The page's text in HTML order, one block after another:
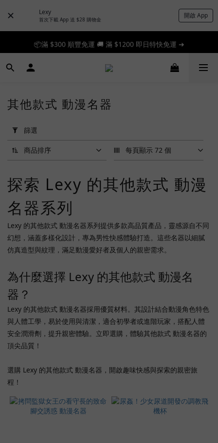
Lexy
首次下載 App 送 $28 購物金 開啟 App
📦滿 $300 順豐免運 🚚 滿 $1200 即日特快免運 ➔
📦滿 $300 順豐免運 🚚 滿 $1200 即日特快免運 ➔
🎉 新人首單享 88 折，快來領券加入！➔
用
篩
選
(0/20)
品
牌
A
One
(1)
Love
(1)
價格
(HK$)
~
商
顏
色
其他款式 動漫名器
篩選
商品排序 每頁顯示 72 個
探索 Lexy 的其他款式 動漫
名器系列
Lexy 的其他款式 動漫名器系列提供多款高品質產品，靈感源自不同
幻想，涵蓋多樣化設計，專為男性快感體驗打造。這些名器以細膩
仿真造型與紋理，滿足動漫愛好者及個人的親密需求。
為什麼選擇 Lexy 的其他款式 動漫名
器？
Lexy 的其他款式 動漫名器採用優質材料。其設計結合動漫角色特色
與人體工學，易於使用與清潔，適合初學者或進階玩家，搭配人體
安全潤滑劑，提升親密體驗。立即選購，體驗其他款式 動漫名器的
頂尖品質！
選購 Lexy 的其他款式 動漫名器，開啟趣味快感與探索的親密旅
程！